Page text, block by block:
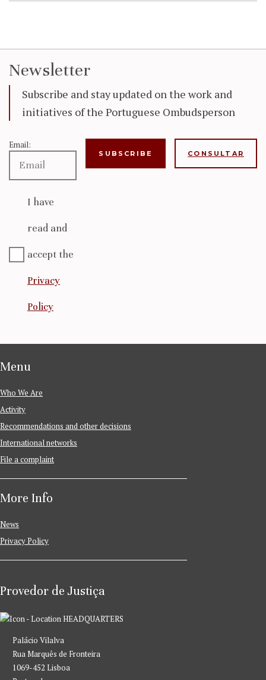
Newsletter
Subscribe and stay updated on the work and
initiatives of the Portuguese Ombudsperson
Email:
I have
read and
accept the
Privacy
Policy
CONSULTAR
Menu
Who We Are
Activity
Recommendations and other decisions
International networks
File a complaint
More Info
News
Privacy Policy
Provedor de Justiça
HEADQUARTERS
Palácio Vilalva
Rua Marquês de Fronteira
1069-452 Lisboa